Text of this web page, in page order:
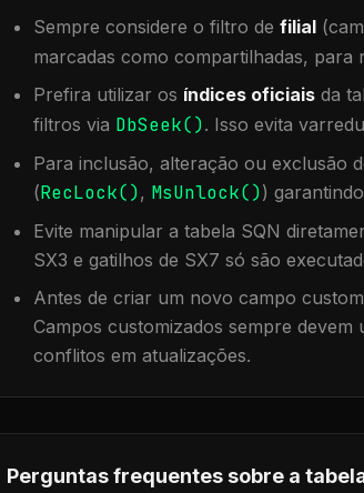
Sempre considere o filtro de filial
marcadas como compartilhadas, para
Prefira utilizar os índices oficiais da
filtros via DbSeek(). Isso evita
Para inclusão, alteração ou exclusão
(RecLock(), MsUnlock())
Evite manipular a tabela SQN
SX3 e gatilhos de SX7 só são
Antes de criar um novo campo
Campos customizados sempre
conflitos em atualizações.
Perguntas frequentes sobre a